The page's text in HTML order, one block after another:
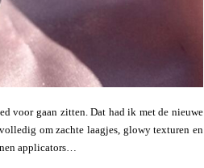
voor gaan zitten. Dat had ik met de nieuwe
om zachte laagjes, glowy texturen en
applicators…